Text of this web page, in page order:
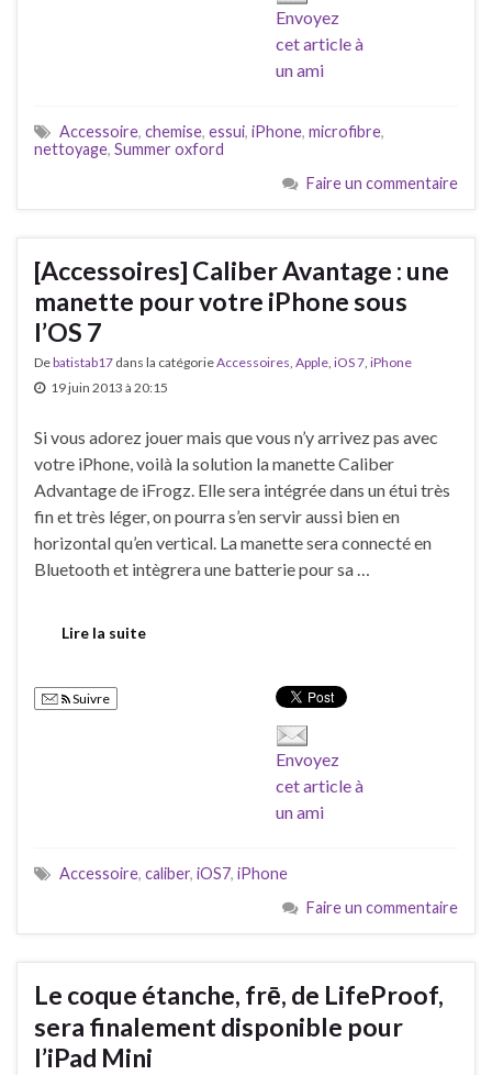
Envoyez
cet article à
un ami
Accessoire, chemise, essui, iPhone, microfibre,
nettoyage, Summer oxford
Faire un commentaire
[Accessoires] Caliber Avantage : une
manette pour votre iPhone sous
l’OS 7
Debatistab17 dans la catégorieAccessoires, Apple, iOS 7, iPhone
19 juin 2013 à 20:15
Si vous adorez jouer mais que vous n’y arrivez pas avec
votre iPhone, voilà la solution la manette Caliber
Advantage de iFrogz. Elle sera intégrée dans un étui très
fin et très léger, on pourra s’en servir aussi bien en
horizontal qu’en vertical. La manette sera connecté en
Bluetooth et intègrera une batterie pour sa …
Lire la suite
Suivre
Envoyez
cet article à
un ami
Accessoire, caliber, iOS7, iPhone
Faire un commentaire
Le coque étanche, frē, de LifeProof,
sera finalement disponible pour
l’iPad Mini